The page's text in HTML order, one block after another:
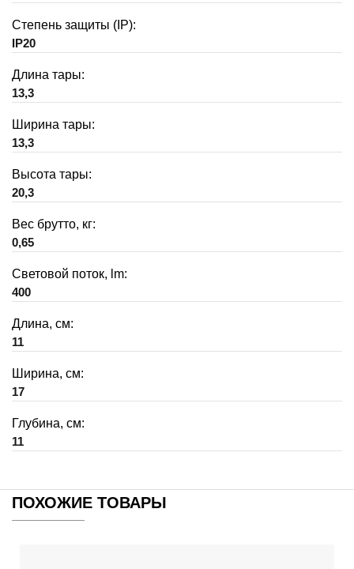
Степень защиты (IP):
IP20
Длина тары:
13,3
Ширина тары:
13,3
Высота тары:
20,3
Вес брутто, кг:
0,65
Световой поток, lm:
400
Длина, см:
11
Ширина, см:
17
Глубина, см:
11
ПОХОЖИЕ ТОВАРЫ